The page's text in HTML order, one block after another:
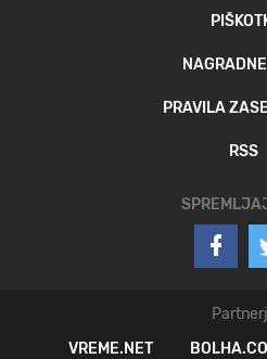
PRAVILA
RSS
VREME.NET